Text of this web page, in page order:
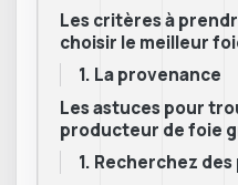
Les critères à
choisir le meilleur
1. La provenance
Les astuces pour
producteur de foie
1. Recherchez